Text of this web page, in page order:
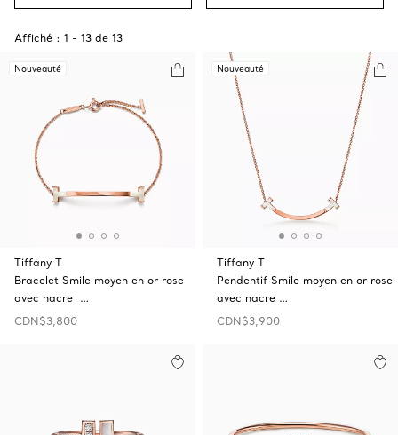
Affiché : 1 - 13 de 13
Nouveauté
Tiffany T
Bracelet Smile moyen en or rose
avec nacre …
CDN$3,800
Nouveauté
Tiffany T
Pendentif Smile moyen en or rose
avec nacre …
CDN$3,900